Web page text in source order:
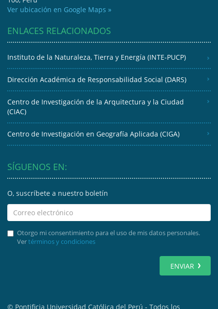
Ver ubicación en Google Maps »
ENLACES RELACIONADOS
Instituto de la Naturaleza, Tierra y Energía (INTE-PUCP)
Dirección Académica de Responsabilidad Social (DARS)
Centro de Investigación de la Arquitectura y la Ciudad
(CIAC)
Centro de Investigación en Geografía Aplicada (CIGA)
SÍGUENOS EN:
O, suscríbete a nuestro boletín
Otorgo mi consentimiento para el uso de mis datos personales.
Vertérminos y condiciones
ENVIAR
© Pontificia Universidad Católica del Perú - Todos los